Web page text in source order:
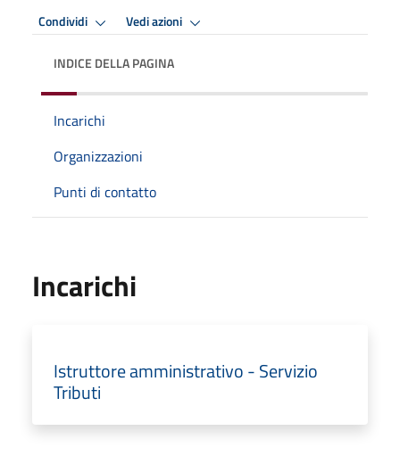
Condividi Vedi azioni
INDICE DELLA PAGINA
Incarichi
Organizzazioni
Punti di contatto
Incarichi
Istruttore amministrativo - Servizio
Tributi